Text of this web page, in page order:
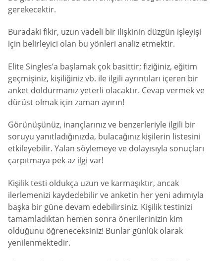
gerekecektir.
Buradaki fikir, uzun vadeli bir ilişkinin düzgün işleyişi
için belirleyici olan bu yönleri analiz etmektir.
Elite Singles’a başlamak çok basittir; fiziğiniz, eğitim
geçmişiniz, kişiliğiniz vb. ile ilgili ayrıntıları içeren bir
anket doldurmanız yeterli olacaktır. Cevap vermek ve
dürüst olmak için zaman ayırın!
Görünüşünüz, inançlarınız ve benzerleriyle ilgili bir
soruyu yanıtladığınızda, bulacağınız kişilerin listesini
etkileyebilir. Yalan söylemeye ve dolayısıyla sonuçları
çarpıtmaya pek az ilgi var!
Kişilik testi oldukça uzun ve karmaşıktır, ancak
ilerlemenizi kaydedebilir ve anketin her yeni adımıyla
başka bir güne devam edebilirsiniz. Kişilik testinizi
tamamladıktan hemen sonra önerilerinizin kim
olduğunu öğreneceksiniz! Bunlar günlük olarak
yenilenmektedir.